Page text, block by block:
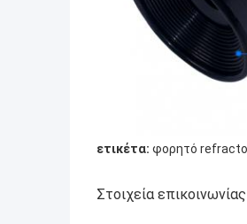
ετικέτα: φορητό
Στοιχεία επικοινωνίας